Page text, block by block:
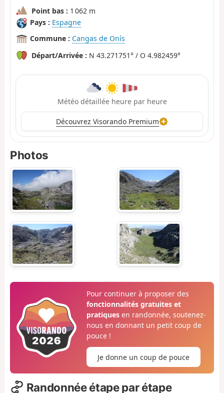
Point bas : 1 062 m
Pays : Espagne
Commune : Cangas de Onís
Départ/Arrivée : N 43.271751° / O 4.982459°
Météo détaillée heure par heure
Découvrez Visorando Premium
Photos
Pour continuer à proposer des
fonctionnalités gratuites et
pratiquesen randonnée, soutenez-
nous en donnant un petit coup de
pouce !
Je donne un coup de pouce
Randonnée étape par étape